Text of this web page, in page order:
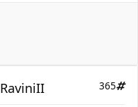
365
RaviniII